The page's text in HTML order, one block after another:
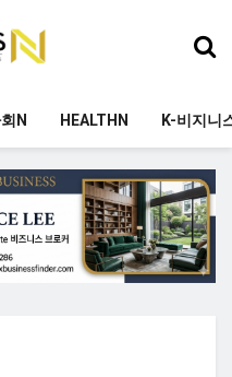
N HEALTHN K-비지니